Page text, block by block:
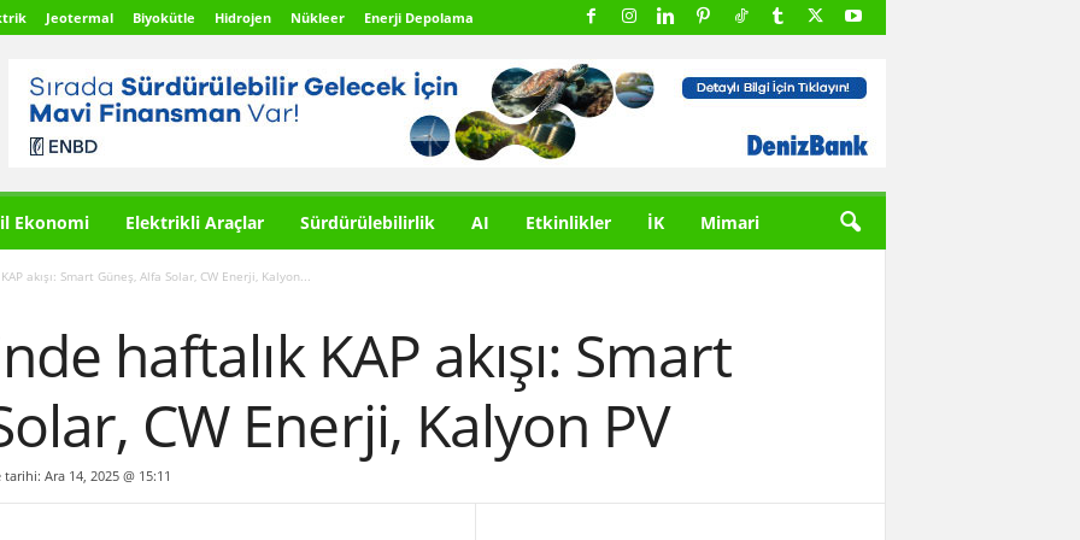
Jeotermal Biyokütle Hidrojen Nükleer Enerji Depolama
Ekonomi Elektrikli Araçlar Sürdürülebilirlik AI Etkinlikler İK Mimari
akışı: Smart Güneş, Alfa Solar, CW Enerji, Kalyon...
haftalık KAP akışı: Smart
CW Enerji, Kalyon PV
Ara 14, 2025 @ 15:11